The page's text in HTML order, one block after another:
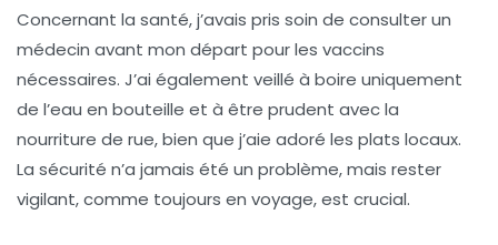
Concernant la santé, j’avais pris soin de consulter un
médecin avant mon départ pour les vaccins
nécessaires. J’ai également veillé à boire uniquement
de l’eau en bouteille et à être prudent avec la
nourriture de rue, bien que j’aie adoré les plats locaux.
La sécurité n’a jamais été un problème, mais rester
vigilant, comme toujours en voyage, est crucial.